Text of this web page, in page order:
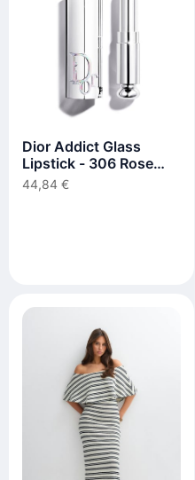
Dior Addict Glass
Lipstick - 306 Rose
Charms
44,84 €